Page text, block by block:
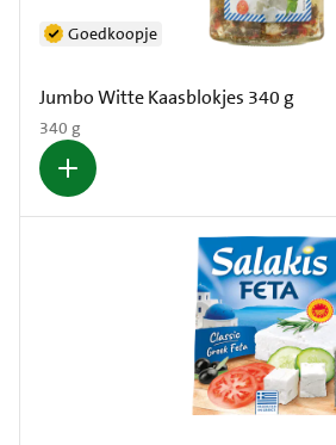
Jumbo Witte Kaasblokjes 340 g
340 g
Goedkoopje